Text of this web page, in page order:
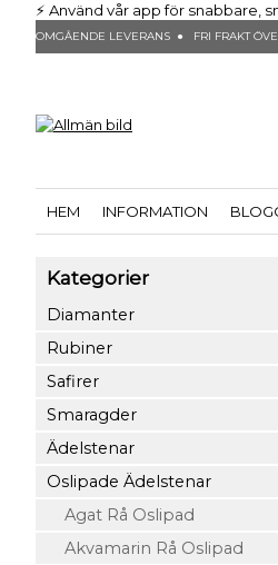
⚡ Använd vår app för snabbare,
OMGÅENDE LEVERANS ● FRI FRAKT
HEM INFORMATION
Kategorier
Diamanter
Rubiner
Safirer
Smaragder
Ädelstenar
Oslipade Ädelstenar
Agat Rå Oslipad
Akvamarin Rå Oslipad